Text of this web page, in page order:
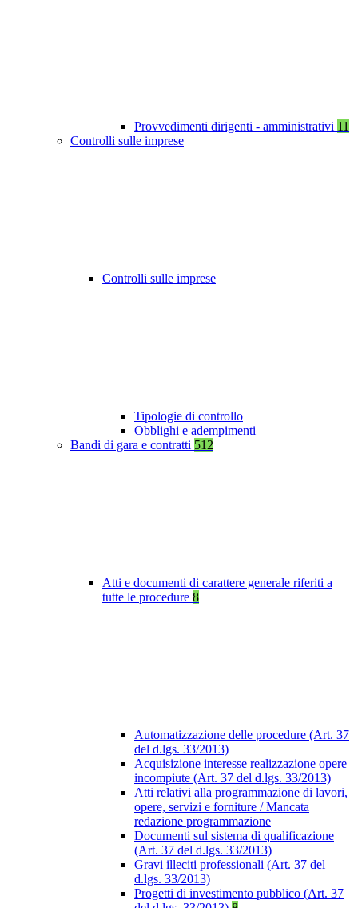
Provvedimenti dirigenti - amministrativi 11
Controlli sulle imprese
Controlli sulle imprese
Tipologie di controllo
Obblighi e adempimenti
Bandi di gara e contratti 512
Atti e documenti di carattere generale riferiti a
tutte le procedure 8
Automatizzazione delle procedure (Art. 37
del d.lgs. 33/2013)
Acquisizione interesse realizzazione opere
incompiute (Art. 37 del d.lgs. 33/2013)
Atti relativi alla programmazione di lavori,
opere, servizi e forniture / Mancata
redazione programmazione
Documenti sul sistema di qualificazione
(Art. 37 del d.lgs. 33/2013)
Gravi illeciti professionali (Art. 37 del
d.lgs. 33/2013)
Progetti di investimento pubblico (Art. 37